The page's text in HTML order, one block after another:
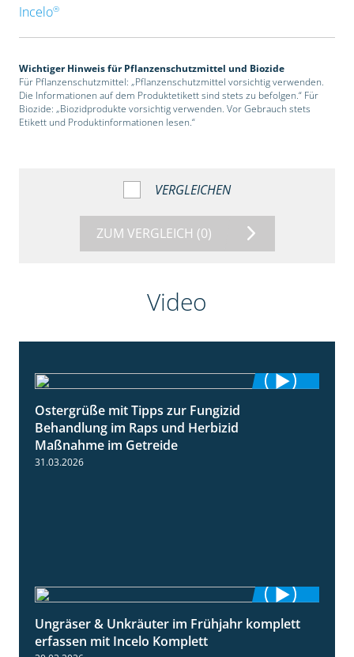
Incelo®
Wichtiger Hinweis für Pflanzenschutzmittel und Biozide
Für Pflanzenschutzmittel: „Pflanzenschutzmittel vorsichtig verwenden.
Die Informationen auf dem Produktetikett sind stets zu befolgen.“ Für
Biozide: „Biozidprodukte vorsichtig verwenden. Vor Gebrauch stets
Etikett und Produktinformationen lesen.“
VERGLEICHEN
ZUM VERGLEICH (0)
Video
Ostergrüße mit Tipps zur Fungizid
Behandlung im Raps und Herbizid
Maßnahme im Getreide
31.03.2026
3:10
Ungräser & Unkräuter im Frühjahr komplett
erfassen mit Incelo Komplett